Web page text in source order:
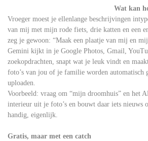
Wat kan
Vroeger moest je ellenlange beschrijvingen
van mij met mijn rode fiets, drie katten en een
zeg je gewoon: “Maak een plaatje van mij en
Gemini kijkt in je Google Photos, Gmail,
zoekopdrachten, snapt wat je leuk vindt en
foto’s van jou of je familie worden automatisch
uploaden.
Voorbeeld: vraag om “mijn droomhuis” en het
interieur uit je foto’s en bouwt daar iets nieuws
handig, eigenlijk.
Gratis, maar met een catch